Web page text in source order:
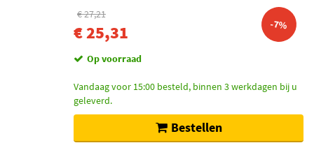
€ 27,21
€ 25,31 -7%
Op voorraad
Vandaag voor 15:00 besteld, binnen 3 werkdagen bij u
geleverd.
Bestellen